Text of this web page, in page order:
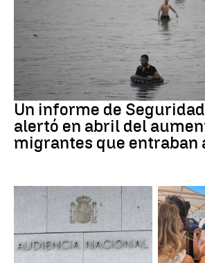
Ceuta
Un informe de
alertó en abril del
migrantes que entraban
Caso Koldo Crisis